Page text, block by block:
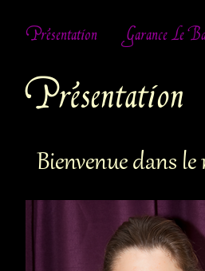
Présentation
Garance Le
Répertoire
Présentation
Bienvenue dans